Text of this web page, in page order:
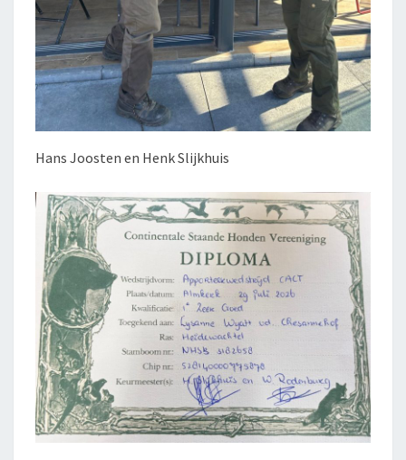
Hans Joosten en Henk Slijkhuis